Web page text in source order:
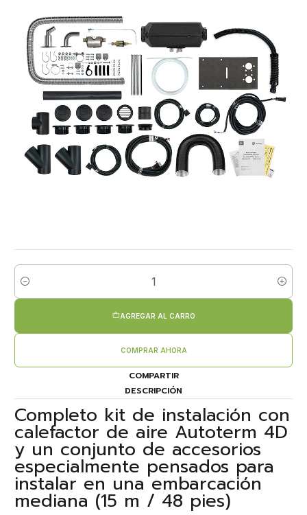
Cantidad
AGREGAR AL CARRO
COMPRAR AHORA
COMPARTIR
DESCRIPCIÓN
Completo kit de instalación con
calefactor de aire Autoterm 4D
y un conjunto de accesorios
especialmente pensados para
instalar en una embarcación
mediana (15 m / 48 pies)